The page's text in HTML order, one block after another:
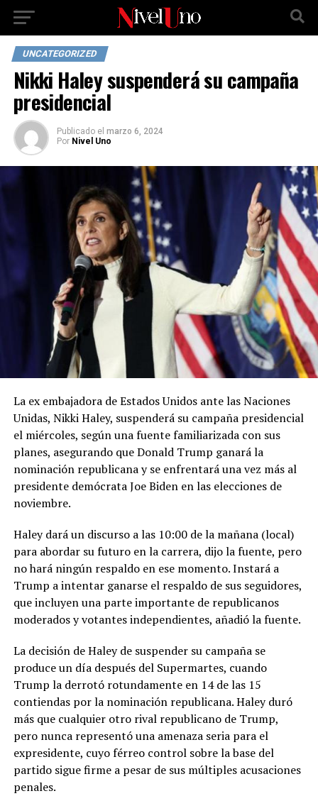
UNCATEGORIZED
Nikki Haley suspenderá su campaña
presidencial
Publicado el marzo 6, 2024
Por Nivel Uno
La ex embajadora de Estados Unidos ante las Naciones
Unidas, Nikki Haley, suspenderá su campaña presidencial
el miércoles, según una fuente familiarizada con sus
planes, asegurando que Donald Trump ganará la
nominación republicana y se enfrentará una vez más al
presidente demócrata Joe Biden en las elecciones de
noviembre.
Haley dará un discurso a las 10:00 de la mañana (local)
para abordar su futuro en la carrera, dijo la fuente, pero
no hará ningún respaldo en ese momento. Instará a
Trump a intentar ganarse el respaldo de sus seguidores,
que incluyen una parte importante de republicanos
moderados y votantes independientes, añadió la fuente.
La decisión de Haley de suspender su campaña se
produce un día después del Supermartes, cuando
Trump la derrotó rotundamente en 14 de las 15
contiendas por la nominación republicana. Haley duró
más que cualquier otro rival republicano de Trump,
pero nunca representó una amenaza seria para el
expresidente, cuyo férreo control sobre la base del
partido sigue firme a pesar de sus múltiples acusaciones
penales.